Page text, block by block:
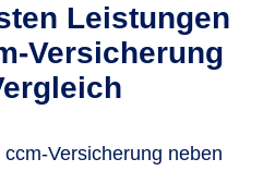
Leistungen
Versicherung
Versicherung neben